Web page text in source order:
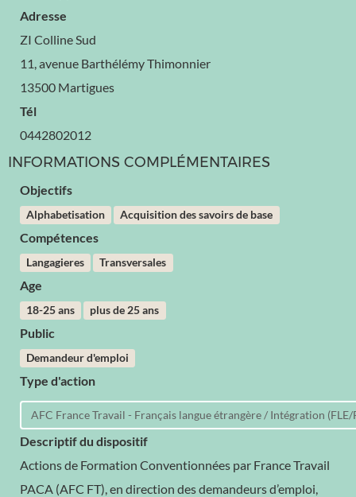
Adresse
ZI Colline Sud
11, avenue Barthélémy Thimonnier
13500 Martigues
Tél
0442802012
INFORMATIONS COMPLÉMENTAIRES
Objectifs
Alphabetisation Acquisition des savoirs de base
Compétences
Langagieres Transversales
Age
18-25 ans plus de 25 ans
Public
Demandeur d'emploi
Type d'action
AFC France Travail - Français langue étrangère / Intégration
Descriptif du dispositif
Actions de Formation Conventionnées par France Travail
PACA (AFC FT), en direction des demandeurs d’emploi,